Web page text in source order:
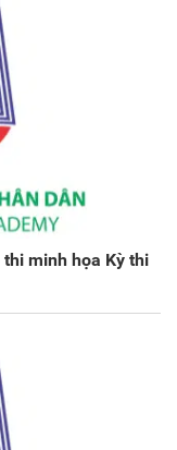
minh họa Kỳ thi